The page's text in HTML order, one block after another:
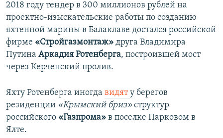
2018 году тендер в 300 миллионов рублей на
проектно-изыскательские работы по созданию
яхтенной марины в Балаклаве достался российской
фирме «Стройгазмонтаж» друга Владимира
Путина Аркадия Ротенберга, построившей мост
через Керченский пролив.
Яхту Ротенберга иногда видяту берегов
резиденции «Крымский бриз» структур
российского «Газпрома» в поселке Парковом в
Ялте.